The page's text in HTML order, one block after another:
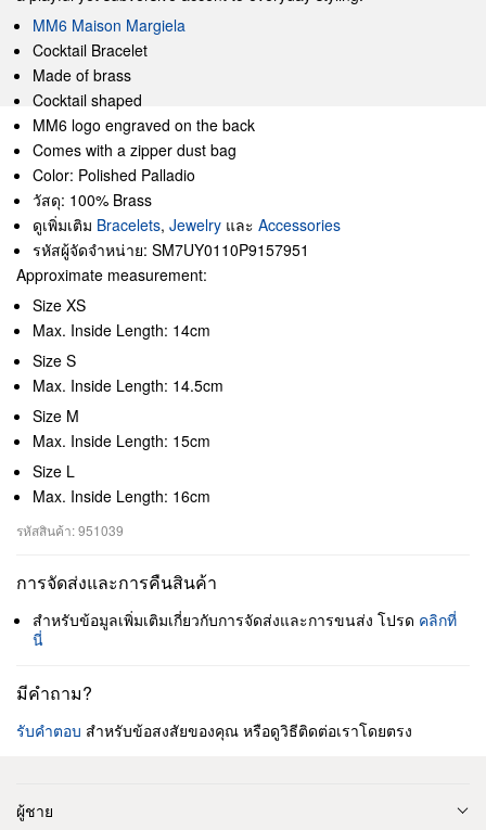
MM6 Maison Margiela
Cocktail Bracelet
Made of brass
Cocktail shaped
MM6 logo engraved on the back
Comes with a zipper dust bag
Color: Polished Palladio
วัสดุ: 100% Brass
ดูเพิ่มเติม Bracelets, Jewelry และ Accessories
รหัสผู้จัดจำหน่าย: SM7UY0110P9157951
Approximate measurement:
Size XS
Max. Inside Length: 14cm
Size S
Max. Inside Length: 14.5cm
Size M
Max. Inside Length: 15cm
Size L
Max. Inside Length: 16cm
รหัสสินค้า: 951039
การจัดส่งและการคืนสินค้า
สำหรับข้อมูลเพิ่มเติมเกี่ยวกับการจัดส่งและการขนส่ง โปรด คลิกที่
นี่
มีคำถาม?
รับคำตอบ สำหรับข้อสงสัยของคุณ หรือดูวิธีติดต่อเราโดยตรง
ผู้ชาย